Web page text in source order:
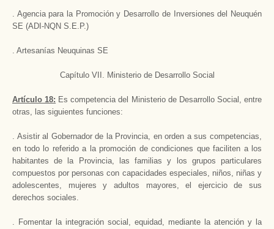
. Agencia para la Promoción y Desarrollo de Inversiones del Neuquén
SE (ADI-NQN S.E.P.)
. Artesanías Neuquinas SE
Capítulo VII. Ministerio de Desarrollo Social
Artículo 18: Es competencia del Ministerio de Desarrollo Social, entre
otras, las siguientes funciones:
. Asistir al Gobernador de la Provincia, en orden a sus competencias,
en todo lo referido a la promoción de condiciones que faciliten a los
habitantes de la Provincia, las familias y los grupos particulares
compuestos por personas con capacidades especiales, niños, niñas y
adolescentes, mujeres y adultos mayores, el ejercicio de sus
derechos sociales.
. Fomentar la integración social, equidad, mediante la atención y la